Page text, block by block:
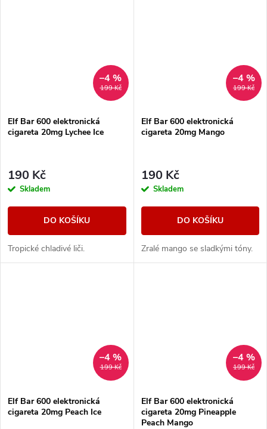
199 Kč
–4 %
Elf Bar 600 elektronická
cigareta 20mg Lychee Ice
190 Kč
Skladem
DO KOŠÍKU
Tropické chladivé liči.
199 Kč
–4 %
Elf Bar 600 elektronická
cigareta 20mg Mango
190 Kč
Skladem
DO KOŠÍKU
Zralé mango se sladkými tóny.
199 Kč
–4 %
Elf Bar 600 elektronická
cigareta 20mg Peach Ice
199 Kč
–4 %
Elf Bar 600 elektronická
cigareta 20mg Pineapple
Peach Mango